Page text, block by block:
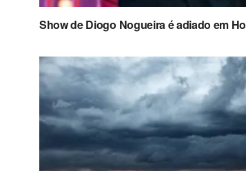
Show de Diogo Nogueira é adiado em